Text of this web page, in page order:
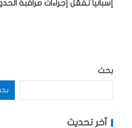
إسبانيا تفعّل إجراءات مراقبة
بحث
آخر تحديث